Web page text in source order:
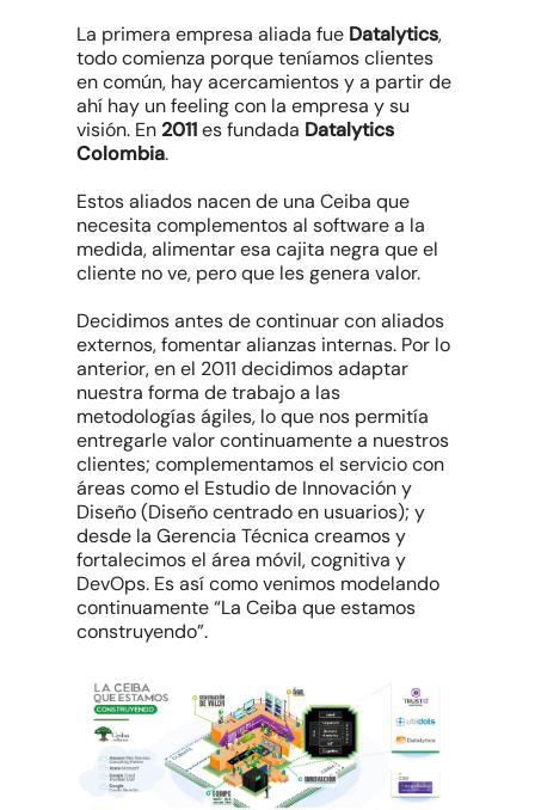
La primera empresa aliada fue Datalytics,
todo comienza porque teníamos clientes
en común, hay acercamientos y a partir de
ahí hay un feeling con la empresa y su
visión. En 2011es fundada Datalytics
Colombia.
Estos aliados nacen de una Ceiba que
necesita complementos al software a la
medida, alimentar esa cajita negra que el
cliente no ve, pero que les genera valor.
Decidimos antes de continuar con aliados
externos, fomentar alianzas internas. Por lo
anterior, en el 2011 decidimos adaptar
nuestra forma de trabajo a las
metodologías ágiles, lo que nos permitía
entregarle valor continuamente a nuestros
clientes; complementamos el servicio con
áreas como el Estudio de Innovación y
Diseño (Diseño centrado en usuarios); y
desde la Gerencia Técnica creamos y
fortalecimos el área móvil, cognitiva y
DevOps. Es así como venimos modelando
continuamente “La Ceiba que estamos
construyendo”.